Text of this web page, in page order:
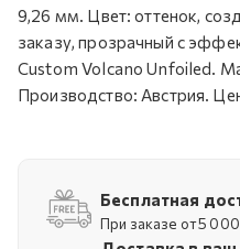
9,26 мм. Цвет: оттенок,
заказу, прозрачный с
Custom Volcano Unfoiled.
Производство: Австрия.
Бесплатная
При заказе от 5